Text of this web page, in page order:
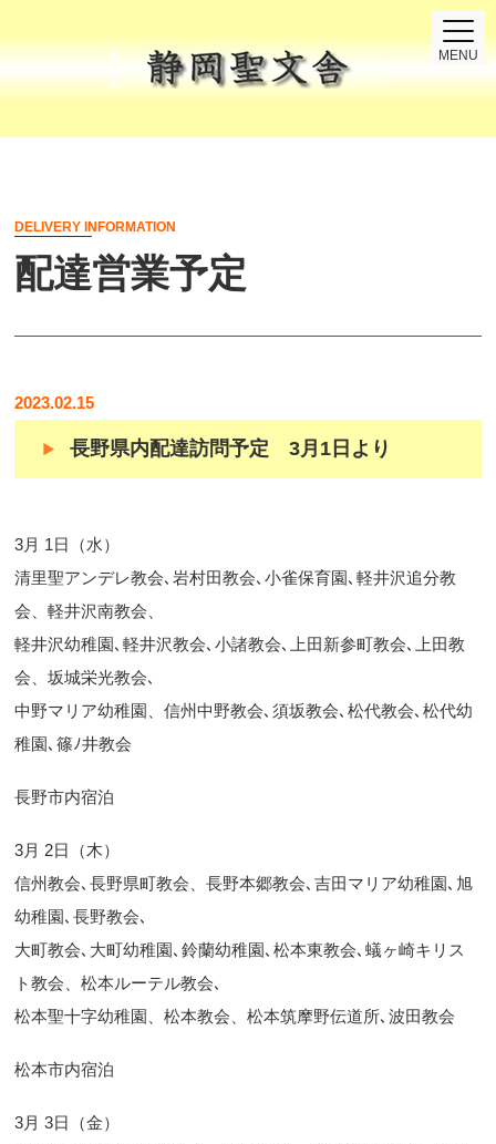
MENU
DELIVERY INFORMATION
配達営業予定
2023.02.15
長野県内配達訪問予定 3月1日より
3月 1日（水）
清里聖アンデレ教会､岩村田教会､小雀保育園､軽井沢追分教
会、軽井沢南教会、
軽井沢幼稚園､軽井沢教会､小諸教会､上田新参町教会､上田教
会、坂城栄光教会､
中野マリア幼稚園、信州中野教会､須坂教会､松代教会､松代幼
稚園､篠ﾉ井教会
長野市内宿泊
3月 2日（木）
信州教会､長野県町教会、長野本郷教会､吉田マリア幼稚園､旭
幼稚園､長野教会､
大町教会､大町幼稚園､鈴蘭幼稚園､松本東教会､蟻ヶ崎キリス
ト教会、松本ルーテル教会､
松本聖十字幼稚園、松本教会、松本筑摩野伝道所､波田教会
松本市内宿泊
3月 3日（金）